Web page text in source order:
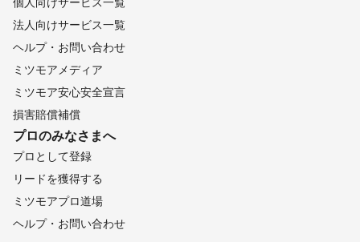
法人向けサービス一覧
ヘルプ・お問い合わせ
ミツモアメディア
ミツモア安心安全宣言
損害賠償補償
プロのみなさまへ
プロとして登録
リードを獲得する
ミツモアプロ道場
ヘルプ・お問い合わせ